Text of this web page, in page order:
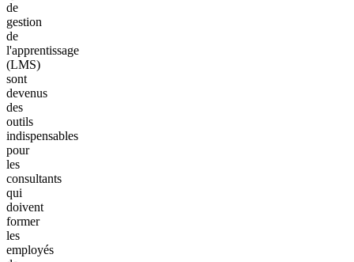
de
gestion
de
l'apprentissage
(LMS)
sont
devenus
des
outils
indispensables
pour
les
consultants
qui
doivent
former
les
employés